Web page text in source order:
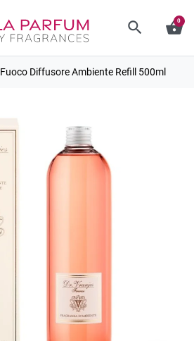
search shopping_basket
0
Fuoco Diffusore Ambiente Refill 500ml